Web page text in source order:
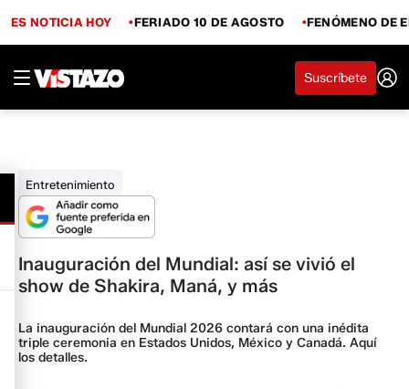
ES NOTICIA HOY FERIADO 10 DE AGOSTO FENÓMENO DE
Suscríbete
Entretenimiento
Inauguración del Mundial: así se vivió el
show de Shakira, Maná, y más
La inauguración del Mundial 2026 contará con una inédita
triple ceremonia en Estados Unidos, México y Canadá. Aquí
los detalles.